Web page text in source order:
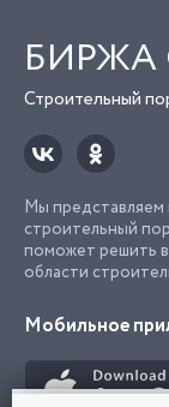
БИРЖА
Строительный
Мы
строительный
поможет решить
области
Мобильное